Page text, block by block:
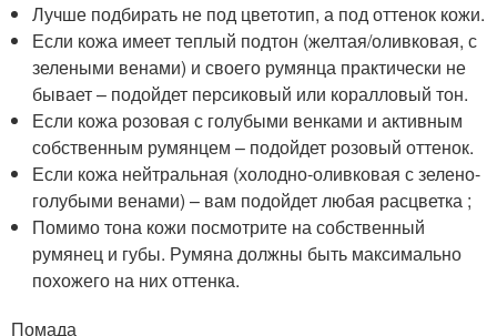
Лучше подбирать не под цветотип, а под оттенок кожи.
Если кожа имеет теплый подтон (желтая/оливковая, с
зелеными венами) и своего румянца практически не
бывает – подойдет персиковый или коралловый тон.
Если кожа розовая с голубыми венками и активным
собственным румянцем – подойдет розовый оттенок.
Если кожа нейтральная (холодно-оливковая с зелено-
голубыми венами) – вам подойдет любая расцветка ;
Помимо тона кожи посмотрите на собственный
румянец и губы. Румяна должны быть максимально
похожего на них оттенка.
Помада